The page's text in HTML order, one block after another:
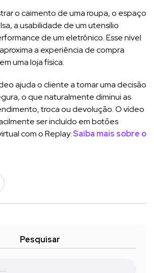
o caimento de uma roupa, o espaço
a usabilidade de um utensílio
de um eletrônico. Esse nível
a experiência de compra
uma loja física.
ajuda o cliente a tomar uma decisão
o que naturalmente diminui as
troca ou devolução. O vídeo
ser incluído em botões
com o Replay.Saiba mais sobre o
Pesquisar